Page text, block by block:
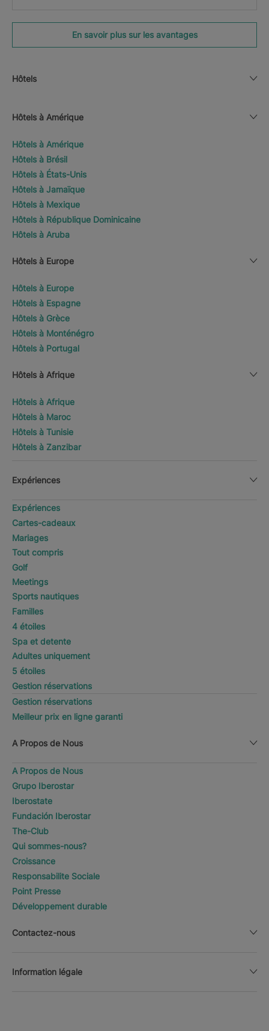
En savoir plus sur les avantages
Hôtels
Hôtels à Amérique
Hôtels à Amérique
Hôtels à Brésil
Hôtels à États-Unis
Hôtels à Jamaïque
Hôtels à Mexique
Hôtels à République Dominicaine
Hôtels à Aruba
Hôtels à Europe
Hôtels à Europe
Hôtels à Espagne
Hôtels à Grèce
Hôtels à Monténégro
Hôtels à Portugal
Hôtels à Afrique
Hôtels à Afrique
Hôtels à Maroc
Hôtels à Tunisie
Hôtels à Zanzibar
Expériences
Expériences
Cartes-cadeaux
Mariages
Tout compris
Golf
Meetings
Sports nautiques
Familles
4 étoiles
Spa et detente
Adultes uniquement
5 étoiles
Gestion réservations
Gestion réservations
Meilleur prix en ligne garanti
A Propos de Nous
A Propos de Nous
Grupo Iberostar
Iberostate
Fundación Iberostar
The-Club
Qui sommes-nous?
Croissance
Responsabilite Sociale
Point Presse
Développement durable
Contactez-nous
Information légale